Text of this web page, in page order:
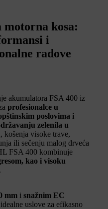
motorna kosa:
i
radove
akumulatora FSA 400 iz
profesionalce u
poslovima i
zelenila u
, košenja visoke trave,
ili sečenju malog drveća
FSA 400 kombinuje
kao i visoku
.
mm i snažnim EC
uslove za efikasno